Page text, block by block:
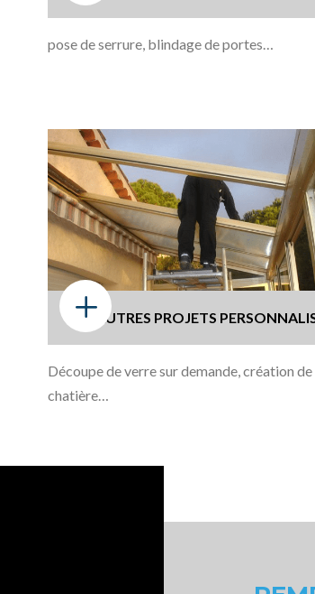
pose de serrure, blindage de portes…
AUTRES PROJETS
L
Découpe de verre sur demande, création de
chatière…